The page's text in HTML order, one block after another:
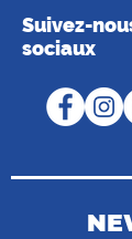
Suivez-
sociaux